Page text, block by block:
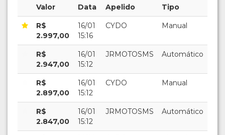
Valor Data Apelido Tipo
R$
2.997,00
16/01
15:16
CYDO Manual
R$
2.947,00
16/01
15:12
JRMOTOSMS Automático
R$
2.897,00
16/01
15:12
CYDO Manual
R$
2.847,00
16/01
15:12
JRMOTOSMS Automático